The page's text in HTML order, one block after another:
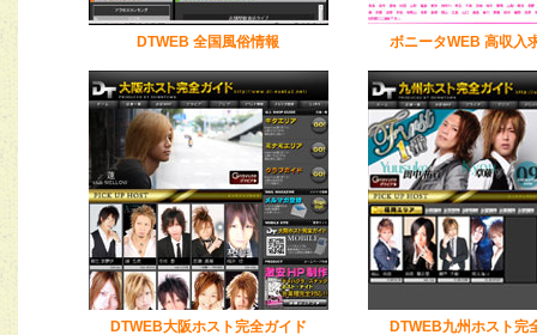
DTWEB 全国風俗情報 ボニータWEB 高収入
DTWEB大阪ホスト完全ガイド DTWEB九州ホスト完